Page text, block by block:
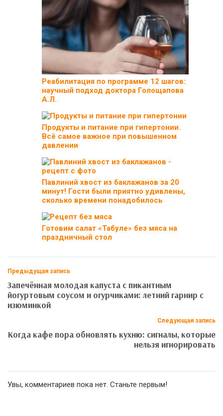
Реабилитация по программе 12 шагов:
научный подход доктора Голощапова
А.Л.
Продукты и питание при гипертонии.
Всё самое важное при повышенном
давлении
Павлиний хвост из баклажанов за 20
минут! Гости были приятно удивлены,
сколько времени понадобилось
Готовим салат «Табуле» без мяса на
праздничный стол
Предыдущая запись
Запечённая молодая капуста с пикантным
йогуртовым соусом и огурчиками: летний гарнир с
изюминкой
Следующая запись
Когда кафе пора обновлять кухню: сигналы, которые
нельзя игнорировать
Увы, комментариев пока нет. Станьте первым!